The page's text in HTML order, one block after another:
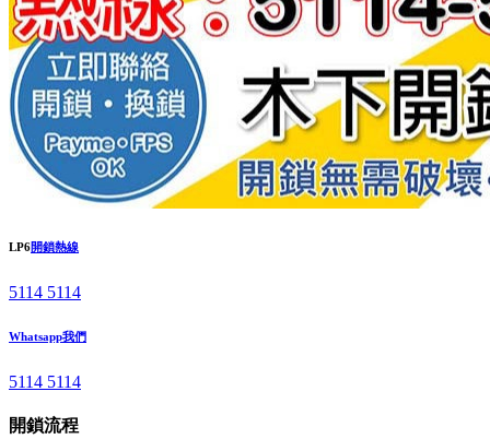
LP6開鎖熱線
5114 5114
Whatsapp我們
5114 5114
開鎖流程